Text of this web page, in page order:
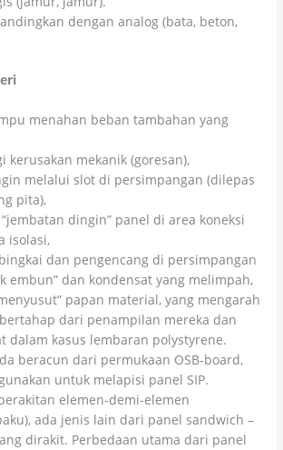
dengan analog (bata, beton,
menahan beban tambahan yang
kerusakan mekanik (goresan),
melalui slot di persimpangan (dilepas
pita),
dingin” panel di area koneksi
isolasi,
dan pengencang di persimpangan
embun” dan kondensat yang melimpah,
papan material, yang mengarah
dari penampilan mereka dan
dalam kasus lembaran polystyrene.
beracun dari permukaan OSB-board,
untuk melapisi panel SIP.
elemen-demi-elemen
ada jenis lain dari panel sandwich –
dirakit. Perbedaan utama dari panel